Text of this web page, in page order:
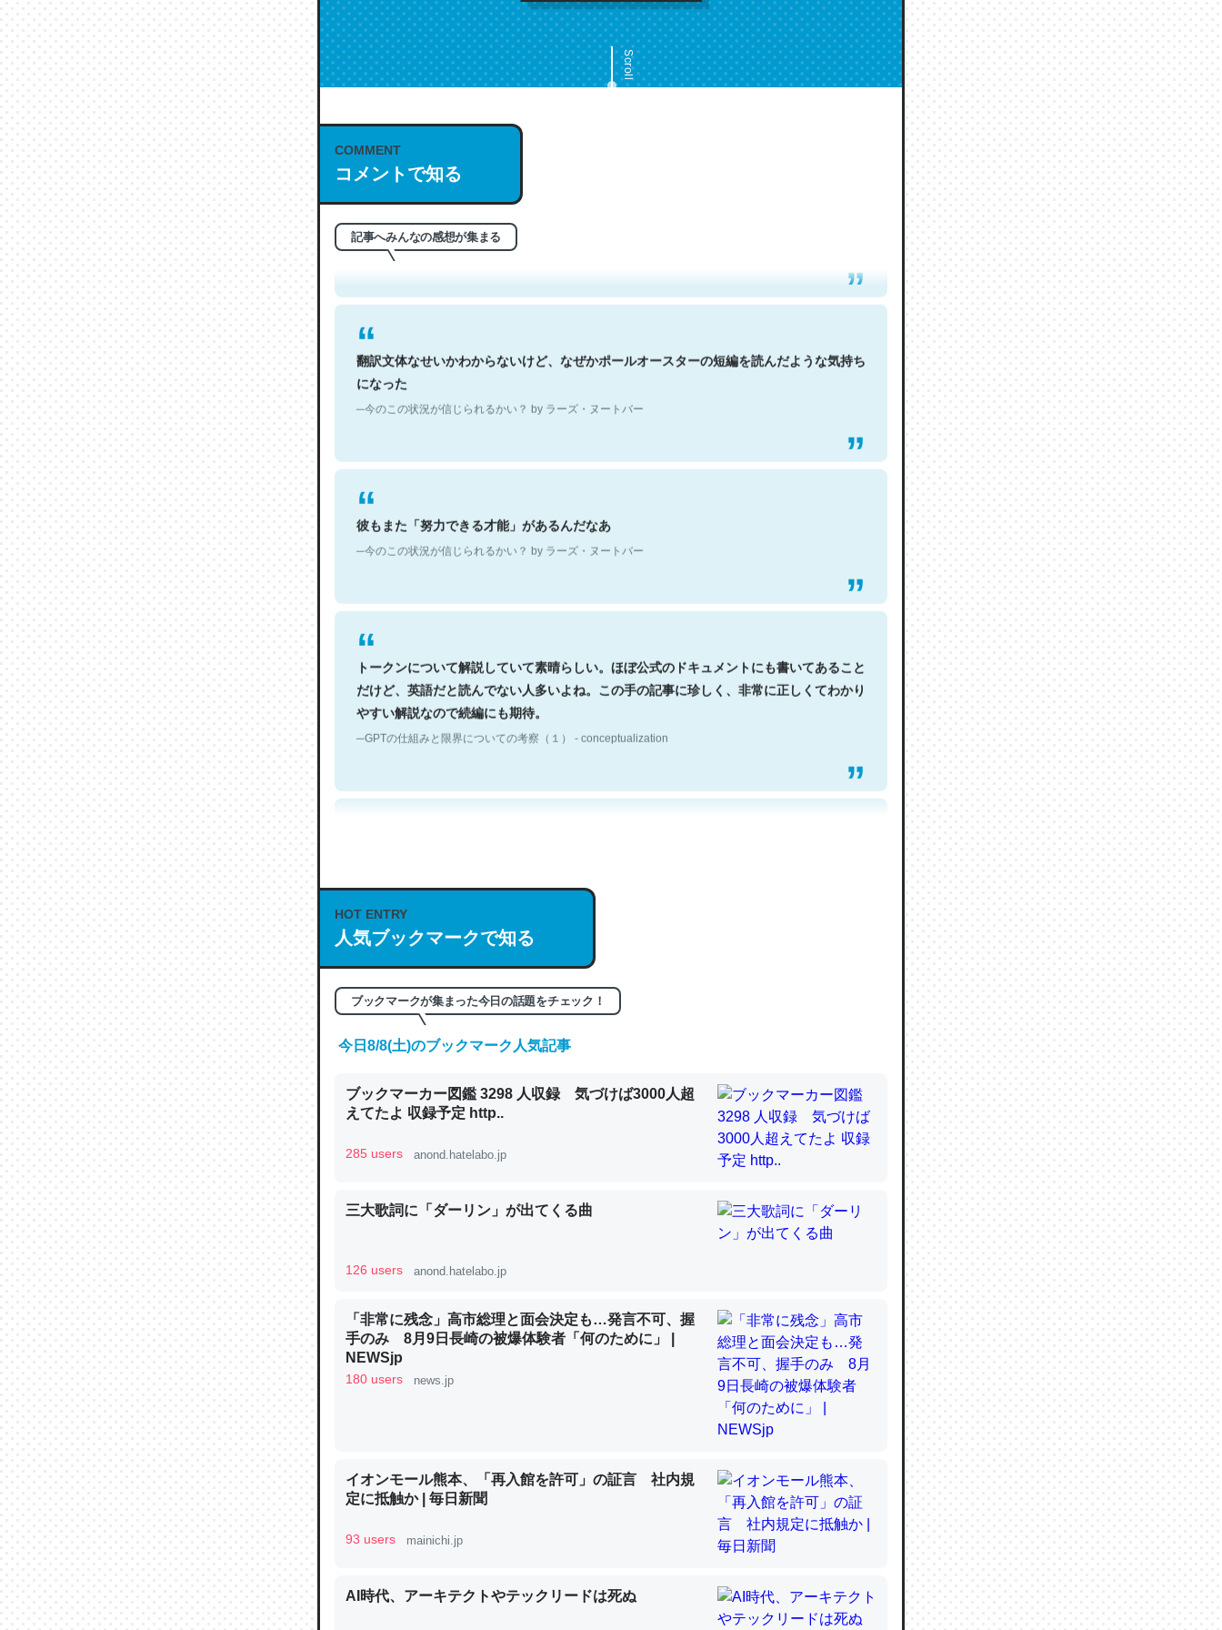
Scroll
COMMENT
コメントで知る
記事へみんなの感想が集まる
これは名文。彼はとてもクレバーなんだろうなと凄く思う。英語少しでも読める人は原文
もお勧め。自分はこの流れ好き。Let’s Fucking Go. Then Covid hit. Shit.
─今のこの状況が信じられるかい？ by ラーズ・ヌートバー
翻訳文体なせいかわからないけど、なぜかポールオースターの短編を読んだような気持ち
になった
─今のこの状況が信じられるかい？ by ラーズ・ヌートバー
彼もまた「努力できる才能」があるんだなあ
─今のこの状況が信じられるかい？ by ラーズ・ヌートバー
トークンについて解説していて素晴らしい。ほぼ公式のドキュメントにも書いてあること
だけど、英語だと読んでない人多いよね。この手の記事に珍しく、非常に正しくてわかり
やすい解説なので続編にも期待。
─GPTの仕組みと限界についての考察（１） - conceptualization
これは良記事。32768トークンだと英語小説100ページ分くらい。小説でいう「ずっと前
の伏線」は回収されないけど、短期記憶というには多い分量。進化すればするほど分かり
やすく強くなりそう
の600分の1程度。
─ニュース :: 【研究発表】昆虫学の大問題＝「昆虫はなぜ海にいないのか」に関する新仮説
論文では「淡水はカルシウムも酸素も不足してて両方に不利だから両方が拮抗してるので
は」とあって面白い。海にいる鋏角類（カブトガニ・ウミグモ）はカルシウムを使わずキ
─ニュース :: 【研究発表】昆虫学の大問題＝「昆虫はなぜ海にいないのか」に関する新仮説
これを元に考えるとカルシウムを大量に使う脊椎動物と貝類は苦労してるんだな…。腹足
─ニュース :: 【研究発表】昆虫学の大問題＝「昆虫はなぜ海にいないのか」に関する新仮説
HOT ENTRY
人気ブックマークで知る
ブックマークが集まった今日の話題をチェック！
今日8/8(土)のブックマーク人気記事
ブックマーカー図鑑 3298 人収録 気づけば3000人超
えてたよ 収録予定 http..
285 users anond.hatelabo.jp
三大歌詞に「ダーリン」が出てくる曲
126 users anond.hatelabo.jp
「非常に残念」高市総理と面会決定も…発言不可、握
手のみ 8月9日長崎の被爆体験者「何のために」 |
NEWSjp
180 users news.jp
イオンモール熊本、「再入館を許可」の証言 社内規
定に抵触か | 毎日新聞
93 users mainichi.jp
AI時代、アーキテクトやテックリードは死ぬ